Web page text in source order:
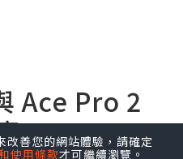
Ace Pro 2
？
善您的網站體驗，請確定
使用條款才可繼續瀏覽。